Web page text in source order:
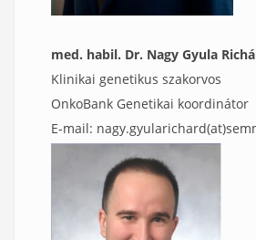
med. habil. Dr. Nagy Gyula
Klinikai genetikus szakorvos
OnkoBank Genetikai koordinátor
E-mail: